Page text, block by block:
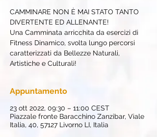
CAMMINARE NON È MAI STATO TANTO
DIVERTENTE ED ALLENANTE!
Una Camminata arricchita da esercizi di
Fitness Dinamico, svolta lungo percorsi
caratterizzati da Bellezze Naturali,
Artistiche e Culturali!
Appuntamento
23 ott 2022, 09:30 – 11:00 CEST
Piazzale fronte Baracchino Zanzibar, Viale
Italia, 40, 57127 Livorno LI, Italia